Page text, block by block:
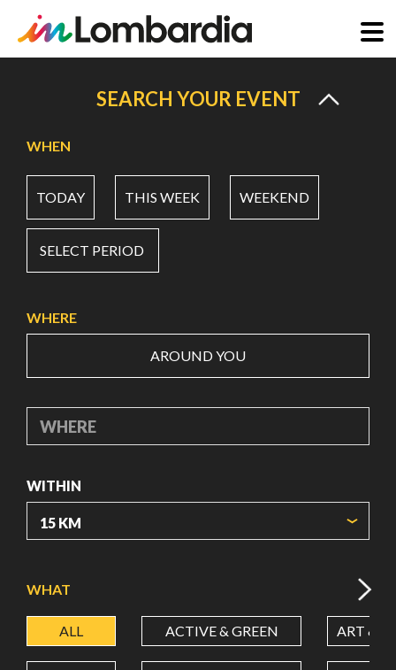
content
SEARCH YOUR EVENT
WHEN
TODAY THIS WEEK WEEKEND
SELECT PERIOD
WHERE
AROUND YOU
WHERE
WITHIN
LATITUDE
WHAT
ALL ACTIVE & GREEN ART &